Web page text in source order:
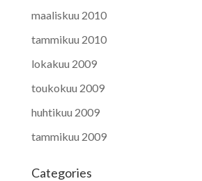
maaliskuu 2010
tammikuu 2010
lokakuu 2009
toukokuu 2009
huhtikuu 2009
tammikuu 2009
Categories